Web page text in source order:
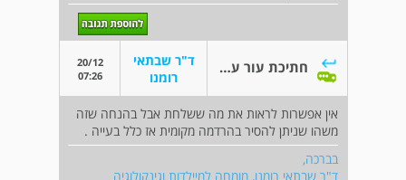
חתיכת עור על קצה הפטמה
ד"ר שבתאי
רומנו
20/12
07:26
אין אפשרות לראות את מה ששלחת אבל בהנחה שזה
משהו שניתן להסיר בהרדמה מקומית אז כלל בעייה .
בברכה,
ד"ר שבתאי רומנו, מומחה למיילדות וגינקולוגיה